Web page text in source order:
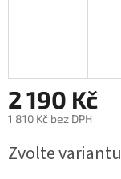
2 190 Kč
1 810 Kč bez DPH
cena:
Zvolte variantu